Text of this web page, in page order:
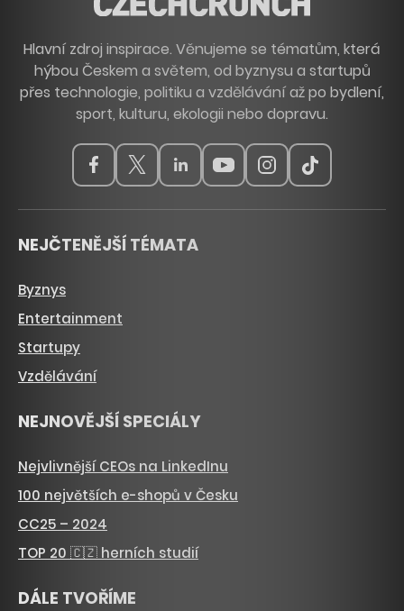
Hlavní zdroj inspirace. Věnujeme se tématům, která
hýbou Českem a světem, od byznysu a startupů
přes technologie, politiku a vzdělávání až po bydlení,
sport, kulturu, ekologii nebo dopravu.
NEJČTENĚJŠÍ TÉMATA
Byznys
Entertainment
Startupy
Vzdělávání
NEJNOVĚJŠÍ SPECIÁLY
Nejvlivnější CEOs na LinkedInu
100 největších e-shopů v Česku
CC25 – 2024
TOP 20 🇨🇿 herních studií
DÁLE TVOŘÍME